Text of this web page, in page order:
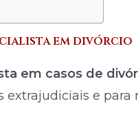
em divórcio
em casos de
e para